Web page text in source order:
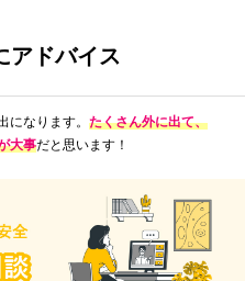
アドバイス
になります。 たくさん外に出て、
大事だと思います！